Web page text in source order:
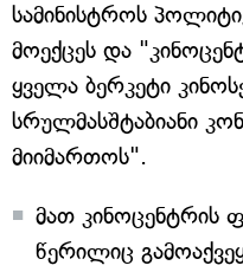
სამინისტროს
მოექცეს და
ყველა ბერკეტი
სრულმასშტაბიანი
მიიმართოს".
მათ კინოცენტრის
წერილიც